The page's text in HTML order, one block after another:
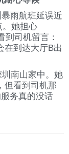
雨航班延误近
。她担心
到司机留言：
在到达大厅B出
南山家中。她
但看到司机那
务真的没话